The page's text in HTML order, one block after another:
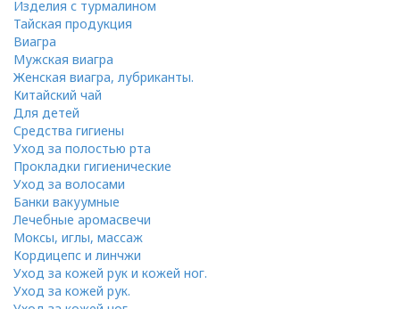
Изделия с турмалином
Тайская продукция
Виагра
Мужская виагра
Женская виагра, лубриканты.
Китайский чай
Для детей
Средства гигиены
Уход за полостью рта
Прокладки гигиенические
Уход за волосами
Банки вакуумные
Лечебные аромасвечи
Моксы, иглы, массаж
Кордицепс и линчжи
Уход за кожей рук и кожей ног.
Уход за кожей рук.